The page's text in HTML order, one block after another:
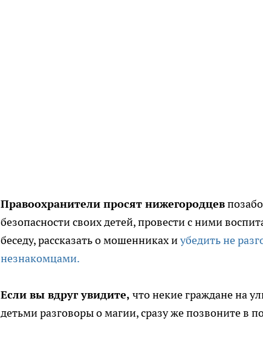
Правоохранители просят нижегородцев
безопасности своих детей, провести с ними
беседу, рассказать о мошенниках иубедить не
незнакомцами.
Если вы вдруг увидите, что некие граждане на
детьми разговоры о магии, сразу же позвоните в